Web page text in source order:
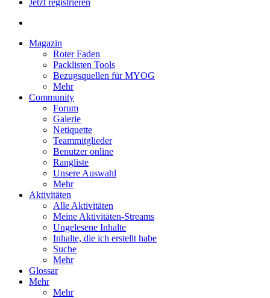
Magazin
Roter Faden
Packlisten Tools
Bezugsquellen für MYOG
Mehr
Community
Forum
Galerie
Netiquette
Teammitglieder
Benutzer online
Rangliste
Unsere Auswahl
Mehr
Aktivitäten
Alle Aktivitäten
Meine Aktivitäten-Streams
Ungelesene Inhalte
Inhalte, die ich erstellt habe
Suche
Mehr
Glossar
Mehr
Mehr